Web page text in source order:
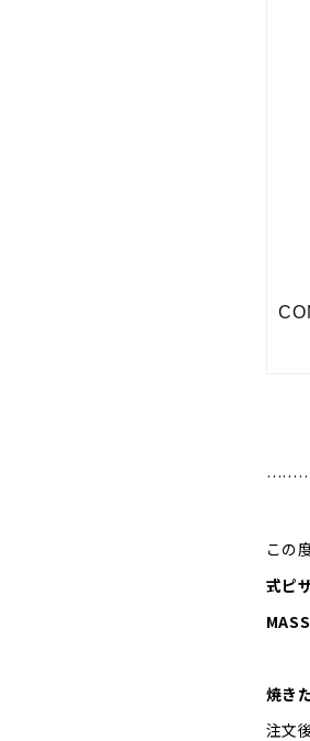
この
式ピ
焼き
注文